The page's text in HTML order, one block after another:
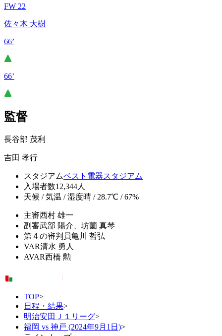
FW 22
佐々木 大樹
66’
66’
監督
長谷部 茂利
吉田 孝行
スタジアムベスト電器スタジアム
入場者数12,344人
天候 / 気温 / 湿度晴 / 28.7℃ / 67%
主審西村 雄一
副審武部 陽介、坊薗 真琴
第４の審判員亀川 哲弘
VAR清水 勇人
AVAR西橋 勲
TOP>
日程・結果>
明治安田Ｊ１リーグ>
福岡 vs 神戸 (2024年9月1日)>